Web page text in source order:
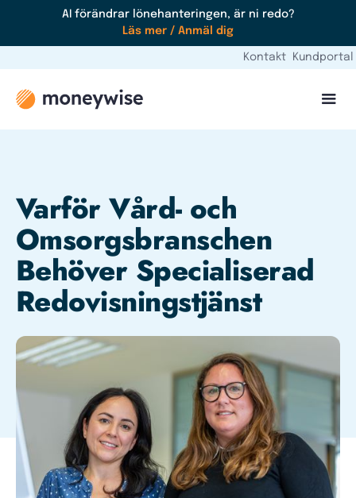
AI förändrar lönehanteringen, är ni redo?
Läs mer / Anmäl dig
Kontakt Kundportal
Varför Vård- och
Omsorgsbranschen
Behöver Specialiserad
Redovisningstjänst‍